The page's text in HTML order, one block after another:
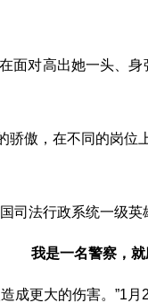
面对高出她一头、
傲，在不同的岗
司法行政系统一级
我是一名警察，
成更大的伤害。”1